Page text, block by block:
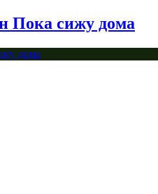
Пока сижу дома